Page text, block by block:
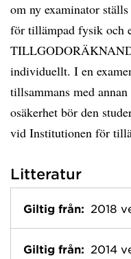
om ny examinator
för tillämpad fysik och
individuellt. I en
tillsammans med
osäkerhet bör den
vid Institutionen för
Litteratur
Giltig från: 2018
Giltig från: 2014